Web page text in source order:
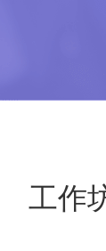
工作